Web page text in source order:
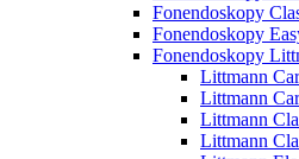
Fonendoskopy
Fonendoskopy
Fonendoskopy
Littmann
Littmann
Littmann
Littmann